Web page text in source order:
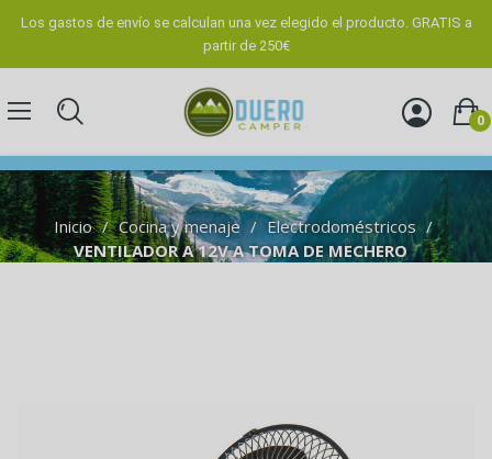
Los gastos de envío se calculan una vez elegido el producto. GRATIS a
partir de 250€
0
Inicio Cocina y menaje
Electrodoméstricos
VENTILADOR A 12V A TOMA DE MECHERO